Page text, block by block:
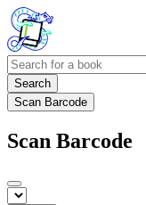
Search
Scan Barcode
Scan Barcode